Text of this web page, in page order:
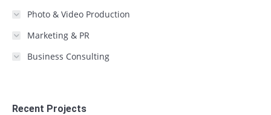
Photo & Video Production
Marketing & PR
Business Consulting
Recent Projects